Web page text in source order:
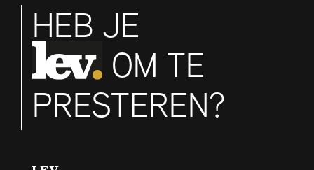
HEB JE
OM TE
PRESTEREN?